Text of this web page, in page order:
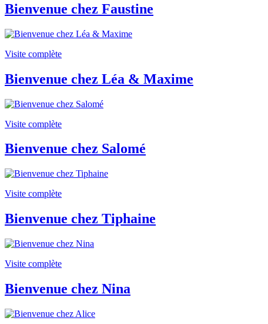
Bienvenue chez Faustine
Visite complète
Bienvenue chez Léa & Maxime
Visite complète
Bienvenue chez Salomé
Visite complète
Bienvenue chez Tiphaine
Visite complète
Bienvenue chez Nina